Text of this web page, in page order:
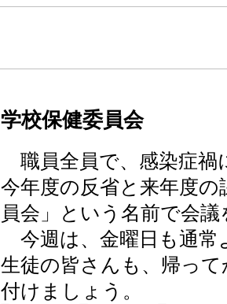
学校保健委員会
職員全員で、感染症禍
今年度の反省と来年度
員会」という名前で会
今週は、金曜日も通常
生徒の皆さんも、帰っ
付けましょう。